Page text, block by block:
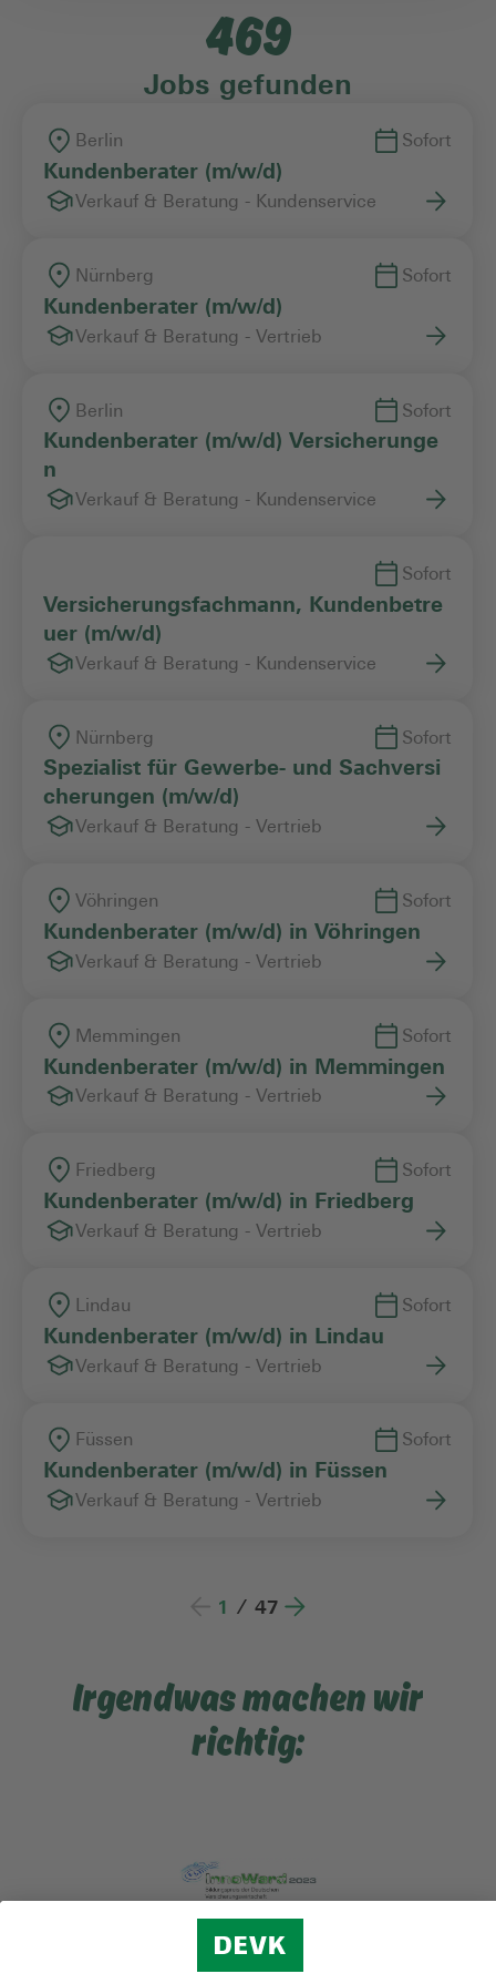
Vertragsart
469
Jobs gefunden
Berlin Sofort
Kundenberater (m/w/d)
Verkauf & Beratung - Kundenservice
Nürnberg Sofort
Kundenberater (m/w/d)
Verkauf & Beratung - Vertrieb
Berlin Sofort
Kundenberater (m/w/d) Versicherunge
n
Verkauf & Beratung - Kundenservice
Sofort
Versicherungsfachmann, Kundenbetre
uer (m/w/d)
Verkauf & Beratung - Kundenservice
Nürnberg Sofort
Spezialist für Gewerbe- und Sachversi
cherungen (m/w/d)
Verkauf & Beratung - Vertrieb
Vöhringen Sofort
Kundenberater (m/w/d) in Vöhringen
Verkauf & Beratung - Vertrieb
Memmingen Sofort
Kundenberater (m/w/d) in Memmingen
Verkauf & Beratung - Vertrieb
Friedberg Sofort
Kundenberater (m/w/d) in Friedberg
Verkauf & Beratung - Vertrieb
Lindau Sofort
Kundenberater (m/w/d) in Lindau
Verkauf & Beratung - Vertrieb
Füssen Sofort
Kundenberater (m/w/d) in Füssen
Verkauf & Beratung - Vertrieb
1 / 47
Irgendwas machen wir
richtig: